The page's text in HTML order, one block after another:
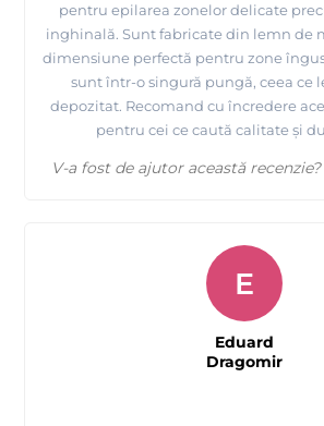
pentru epilarea zonelor delicate
inghinală. Sunt fabricate din lemn de
dimensiune perfectă pentru zone
sunt într-o singură pungă, ceea ce
depozitat. Recomand cu încredere
pentru cei ce caută calitate și
V-a fost de ajutor această recenzie?
E
Eduard
Dragomir